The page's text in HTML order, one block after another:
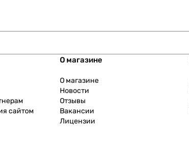
сайтом
О магазине
О магазине
Новости
Отзывы
Вакансии
Лицензии